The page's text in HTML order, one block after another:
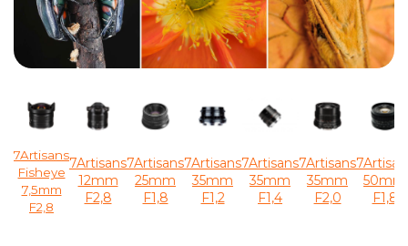
7Artisans
Fisheye
7,5mm
F2,8
7Artisans
12mm
F2,8
7Artisans
25mm
F1,8
7Artisans
35mm
F1,2
7Artisans
35mm
F1,4
7Artisans
35mm
F2,0
50mm
F1,8